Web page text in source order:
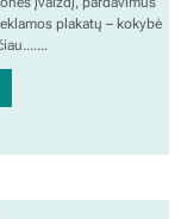
plakatų – kokybė